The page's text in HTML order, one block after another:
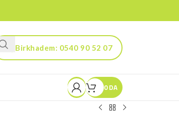
Birkhadem: 0540 90 52 07
Kouba: 0560 90 52 03
0DA